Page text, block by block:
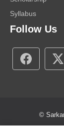
Syllabus
Follow Us
©